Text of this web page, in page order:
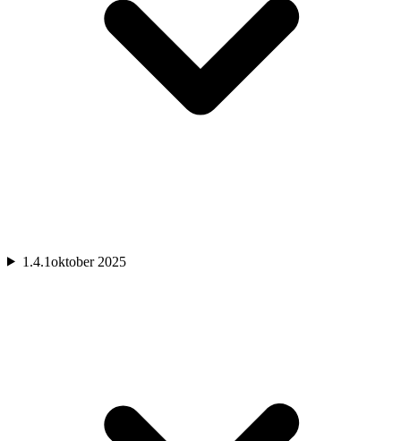
1.4.1oktober 2025